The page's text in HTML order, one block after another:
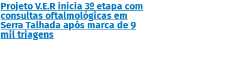
Projeto V.E.R inicia 3º etapa com
consultas oftalmológicas em
Serra Talhada após marca de 9
mil triagens